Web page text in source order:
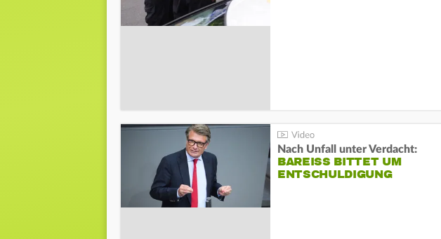
Nach Unfall unter Verdacht:
BAREISS BITTET UM E
NTSCHULDIGUNG